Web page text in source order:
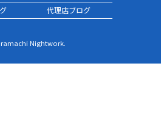
代理店ブログ
Nightwork.